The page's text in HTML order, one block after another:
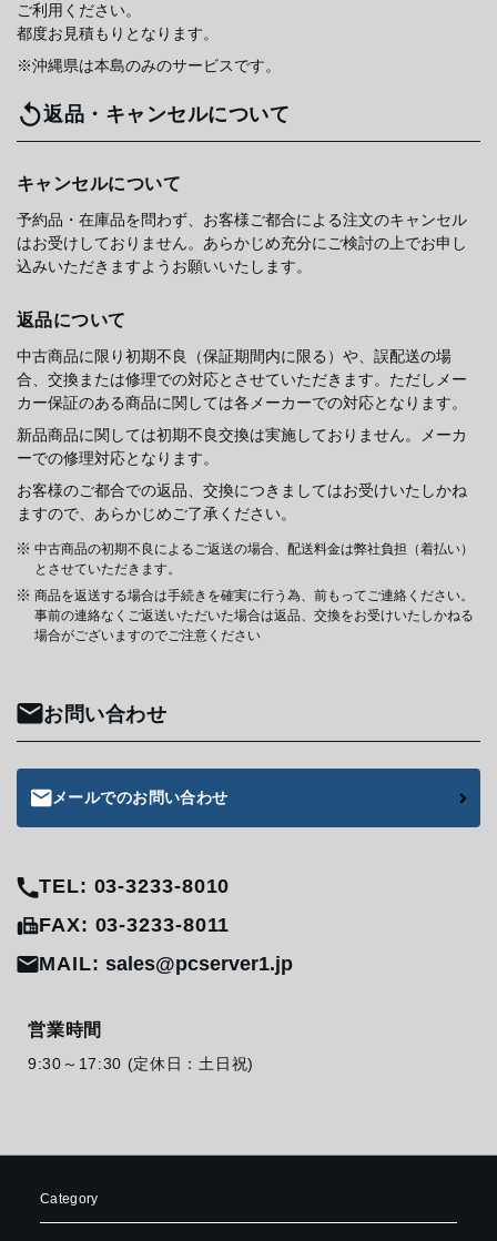
ご利用ください。
都度お見積もりとなります。
※沖縄県は本島のみのサービスです。
返品・キャンセルについて
キャンセルについて
予約品・在庫品を問わず、お客様ご都合による注文のキャンセル
はお受けしておりません。あらかじめ充分にご検討の上でお申し
込みいただきますようお願いいたします。
返品について
中古商品に限り初期不良（保証期間内に限る）や、誤配送の場
合、交換または修理での対応とさせていただきます。ただしメー
カー保証のある商品に関しては各メーカーでの対応となります。
新品商品に関しては初期不良交換は実施しておりません。メーカ
ーでの修理対応となります。
お客様のご都合での返品、交換につきましてはお受けいたしかね
ますので、あらかじめご了承ください。
中古商品の初期不良によるご返送の場合、配送料金は弊社負担（着払い）
とさせていただきます。
商品を返送する場合は手続きを確実に行う為、前もってご連絡ください。
事前の連絡なくご返送いただいた場合は返品、交換をお受けいたしかねる
場合がございますのでご注意ください
お問い合わせ
メールでのお問い合わせ
TEL: 03-3233-8010
FAX: 03-3233-8011
MAIL:sales@pcserver1.jp
営業時間
9:30～17:30 (定休日：土日祝)
Category